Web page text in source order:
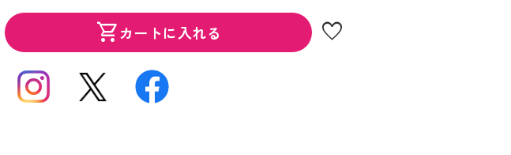
shopping_cartカートに入れる favorite